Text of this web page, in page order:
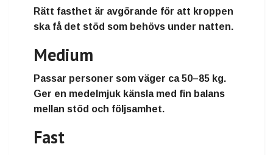
Rätt fasthet är avgörande för att kroppen
ska få det stöd som behövs under natten.
Medium
Passar personer som väger ca 50–85 kg.
Ger en medelmjuk känsla med fin balans
mellan stöd och följsamhet.
Fast